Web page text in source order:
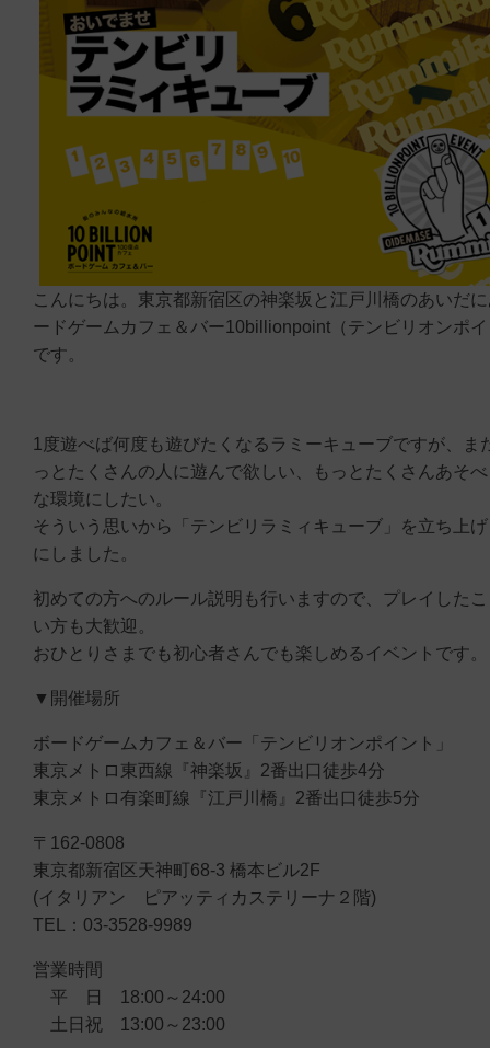
こんにちは。東京都新宿区の神楽坂と江戸川橋のあいだ
ードゲームカフェ＆バー10billionpoint（テンビリオンポ
です。
1度遊べば何度も遊びたくなるラミーキューブですが、ま
っとたくさんの人に遊んで欲しい、もっとたくさんあそ
な環境にしたい。
そういう思いから「テンビリラミィキューブ」を立ち上
にしました。
初めての方へのルール説明も行いますので、プレイした
い方も大歓迎。
おひとりさまでも初心者さんでも楽しめるイベントです。
▼開催場所
ボードゲームカフェ＆バー「テンビリオンポイント」
東京メトロ東西線『神楽坂』2番出口徒歩4分
東京メトロ有楽町線『江戸川橋』2番出口徒歩5分
〒162-0808
東京都新宿区天神町68-3 橋本ビル2F
(イタリアン ピアッティカステリーナ２階)
TEL：03-3528-9989
営業時間
平 日 18:00～24:00
土日祝 13:00～23:00